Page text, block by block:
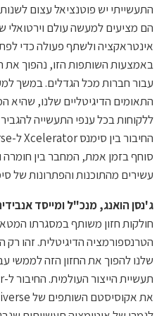
התעשייתי יש פוטנציאל עצום
הם מציעים למעשה עולם וירטואלי
אינטראקציה ולשתף פעולה כדי
באמצעות השותפות הזו, נהפוך
עבור חברות מכל הגדלים. במשך
התאומים הדיגיטליים שלנו, שהיא
ללקוחות בכל ענפי התעשייה
סוחף בזמן אמת, המחבר בין חומרה
עשירים מהתוכנות והפתרונות של
ג'נסן הואנג, מנכ"ל ומייסד
חולקות חזון משותף במסגרתו
הטרנספורמציה הדיגיטלית. זהו
שלנו להפוך את החזון הזה לממשי